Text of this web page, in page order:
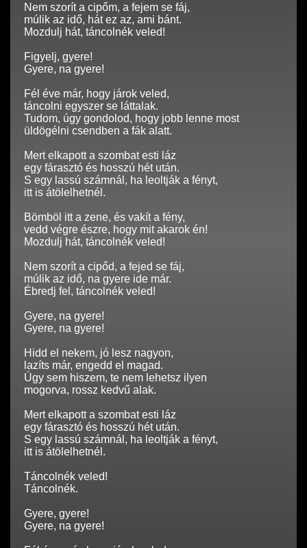
Nem szorít a cipőm, a fejem se fáj,
múlik az idő, hát ez az, ami bánt.
Mozdulj hát, táncolnék veled!
Figyelj, gyere!
Gyere, na gyere!
Fél éve már, hogy járok veled,
táncolni egyszer se láttalak.
Tudom, úgy gondolod, hogy jobb lenne most
üldögélni csendben a fák alatt.
Mert elkapott a szombat esti láz
egy fárasztó és hosszú hét után.
S egy lassú számnál, ha leoltják a fényt,
itt is átölelhetnél.
Bömböl itt a zene, és vakít a fény,
vedd végre észre, hogy mit akarok én!
Mozdulj hát, táncolnék veled!
Nem szorít a cipőd, a fejed se fáj,
múlik az idő, na gyere ide már.
Ébredj fel, táncolnék veled!
Gyere, na gyere!
Gyere, na gyere!
Hidd el nekem, jó lesz nagyon,
lazíts már, engedd el magad.
Úgy sem hiszem, te nem lehetsz ilyen
mogorva, rossz kedvű alak.
Mert elkapott a szombat esti láz
egy fárasztó és hosszú hét után.
S egy lassú számnál, ha leoltják a fényt,
itt is átölelhetnél.
Táncolnék veled!
Táncolnék.
Gyere, gyere!
Gyere, na gyere!